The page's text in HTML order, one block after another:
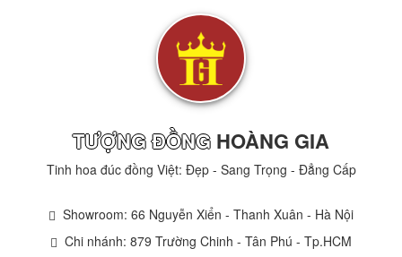
TƯỢNG ĐỒNG HOÀNG GIA
Tinh hoa đúc đồng Việt: Đẹp - Sang Trọng - Đẳng Cấp
Showroom: 66 Nguyễn Xiển - Thanh Xuân - Hà Nội
Chi nhánh: 879 Trường Chinh - Tân Phú - Tp.HCM